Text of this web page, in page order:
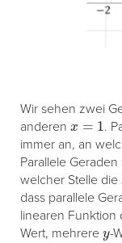
Wir sehen zwei
anderen x =1 .
immer an, an
Parallele Geraden
welcher Stelle die
dass parallele
linearen Funktion
Wert, mehrere y-